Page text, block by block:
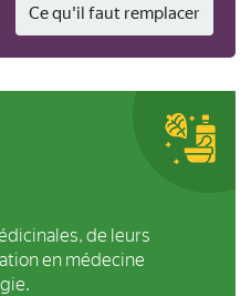
Ce qu'il faut remplacer
de leurs
en médecine